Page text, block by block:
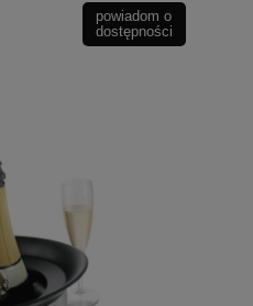
powiadom o
dostępności